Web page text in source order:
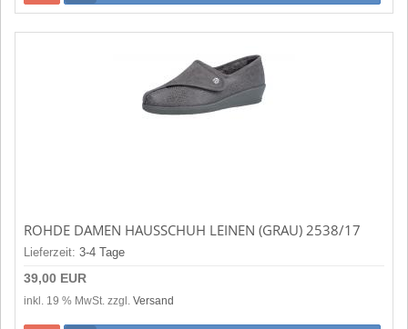
ROHDE DAMEN HAUSSCHUH LEINEN (GRAU) 2538/17
Lieferzeit: 3-4 Tage
39,00 EUR
inkl. 19 % MwSt. zzgl. Versand